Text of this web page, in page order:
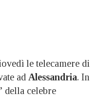
le telecamere di
ad Alessandria. In
della celebre